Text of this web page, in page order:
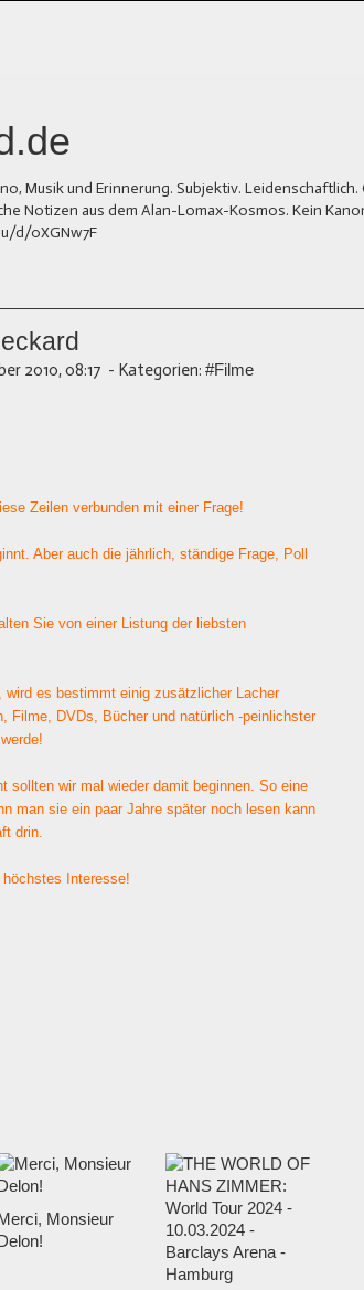
Musik und Erinnerung. Subjektiv.
Notizen aus dem Alan-Lomax-Kosmos. Kein
d/0XGNw7F
2010, 08:17 - Kategorien: #Filme
Zeilen verbunden mit einer Frage!
Aber auch die jährlich, ständige Frage, Poll
Sie von einer Listung der liebsten
es bestimmt einig zusätzlicher Lacher
Filme, DVDs, Bücher und natürlich -peinlichster
sollten wir mal wieder damit beginnen. So eine
man sie ein paar Jahre später noch lesen kann
drin.
Interesse!
Monsieur